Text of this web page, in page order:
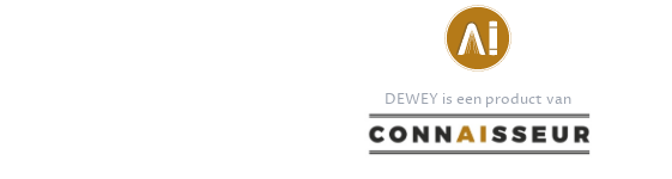
DEWEY is een product van